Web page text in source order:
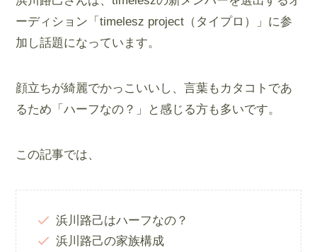
ーディション「timelesz project（タイプロ）」に参
加し話題になっています。
顔立ちが綺麗でかっこいいし、言葉もカタコトであ
るため「ハーフなの？」と感じる方も多いです。
この記事では、
浜川路己はハーフなの？
浜川路己の家族構成